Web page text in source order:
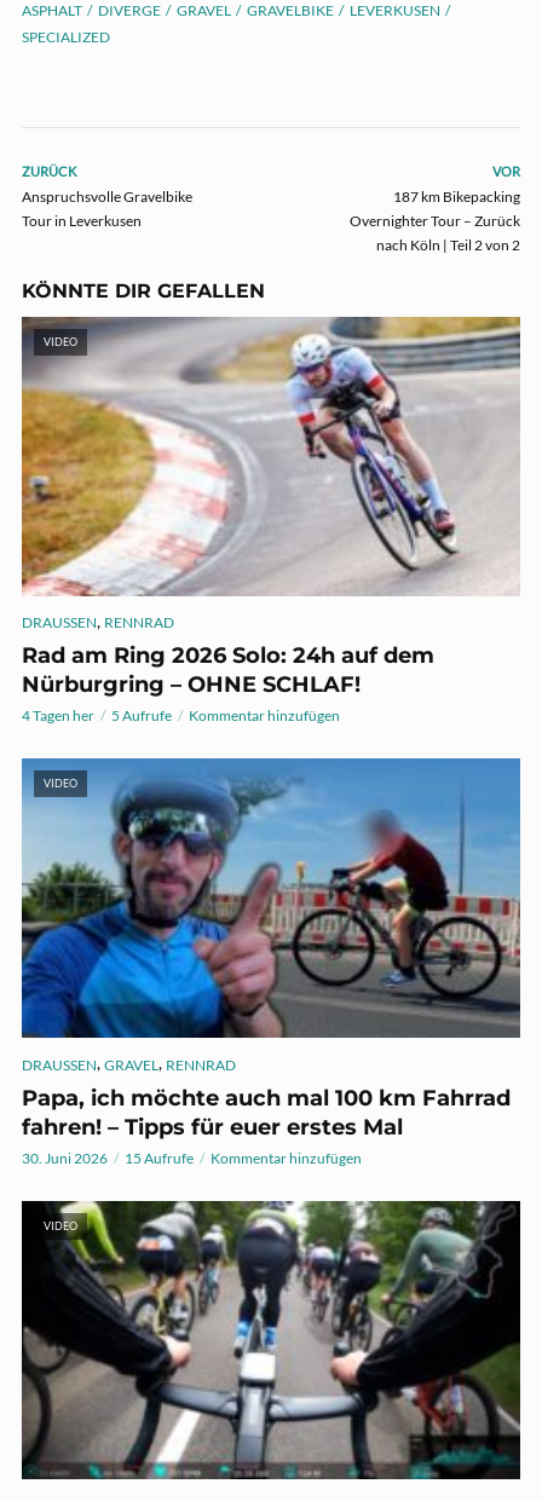
ASPHALT DIVERGE GRAVEL GRAVELBIKE
LEVERKUSEN
SPECIALIZED
ZURÜCK
Anspruchsvolle Gravelbike
Tour in Leverkusen
VOR
187 km Bikepacking
Overnighter Tour – Zurück
nach Köln | Teil 2 von 2
KÖNNTE DIR GEFALLEN
VIDEO
DRAUSSEN, RENNRAD
Rad am Ring 2026 Solo: 24h auf dem
Nürburgring – OHNE SCHLAF!
4 Tagen her 5 Aufrufe Kommentar hinzufügen
VIDEO
DRAUSSEN, GRAVEL , RENNRAD
Papa, ich möchte auch mal 100 km Fahrrad
fahren! – Tipps für euer erstes Mal
30. Juni 2026 15 Aufrufe Kommentar hinzufügen
VIDEO